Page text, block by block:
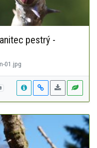
pestrý -
01.jpg